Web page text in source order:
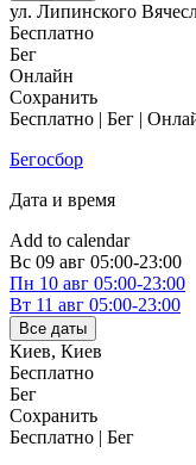
ул. Липинского
Бесплатно
Бег
Онлайн
Сохранить
Бесплатно | Бег |
Бегосбор
Дата и время
Add to calendar
Вс 09 авг 05:00-23:00
Пн 10 авг 05:00-23:00
Вт 11 авг 05:00-23:00
Все даты
Киев, Киев
Бесплатно
Бег
Сохранить
Бесплатно | Бег